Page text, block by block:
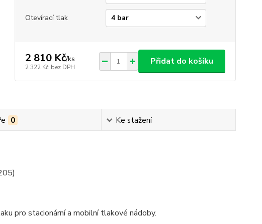
Otevírací tlak
2 810 Kč/ks
2 322 Kč bez DPH
Přidat do košíku
0 Ke stažení
pro stacionární a mobilní tlakové nádoby.